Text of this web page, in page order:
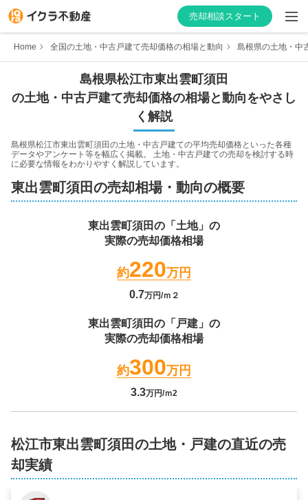
売却相談スタート
はじめての方へ
不動産会社を探す
不動産会社向け情報
Home 全国の土地・中古戸建て売却価格の相場と動向 島根県の土地・中
島根県松江市東出雲町須田
の土地・中古戸建て売却価格の相場と動向をやさし
く解説
島根県松江市東出雲町須田の土地・中古戸建ての平均売却価格といった各種
データやアンケート等を幅広く掲載。 土地・中古戸建ての売却を検討する時
に必要な情報をわかりやすく解説しています。
東出雲町須田の売却相場・動向の概要
東出雲町須田の「土地」の
実際の売却価格相場
約220万円
0.7万円/ｍ２
東出雲町須田の「戸建」の
実際の売却価格相場
約300万円
3.3万円/ｍ2
松江市東出雲町須田の土地・戸建の直近の売
却実績